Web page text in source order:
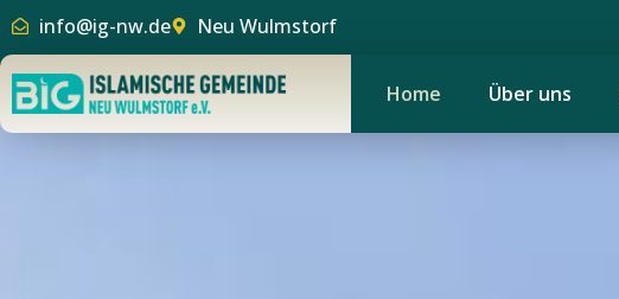
info@ig-nw.de Neu Wulmstorf
Home Über uns